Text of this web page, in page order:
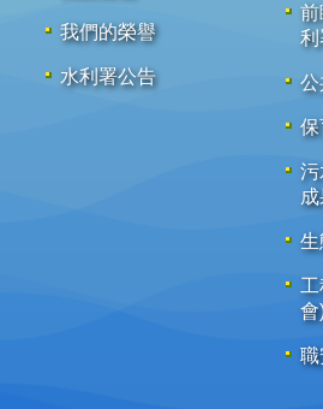
我們的榮譽
水利署公告
前
利
公
保
污
生
工
會
職